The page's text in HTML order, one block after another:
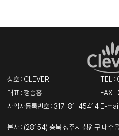
상호 : CLEVER
대표 : 정종홍
사업자등록번호 : 317-81-45414
TEL :
FAX
E-
본사 : (28154) 충북 청주시 청원구 내수